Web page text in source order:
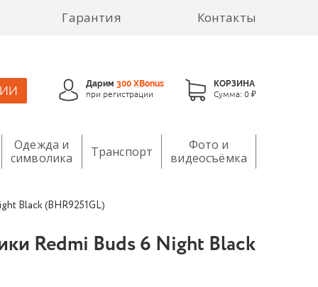
Гарантия Контакты
Дарим 300 XBonus
при регистрации
КОРЗИНА
Сумма: 0 ₽
Одежда и
символика
Транспорт
Фото и
видеосъёмка
Black (BHR9251GL)
Redmi Buds 6 Night Black